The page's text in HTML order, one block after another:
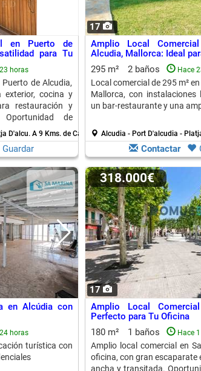
en Puerto de
para Tu
horas
de Alcudia,
exterior, cocina y
restauración y
de
D'alcu. A 9 Kms. de Can Picafort
Guardar
17
Amplio Local
Alcudia, Mallorca: Ideal
295 m²
2 baños Hace
Local comercial de 295 m²
Mallorca, con
un bar-restaurante y una
Alcudia - Port D'alcudia -
Contactar
en Alcúdia con
horas
turística con
17
318.000€
Amplio Local
Perfecto para Tu Oficina
180 m²
1 baños Hace
Amplio local comercial en
oficina, con gran escaparate
ancha y transitada.